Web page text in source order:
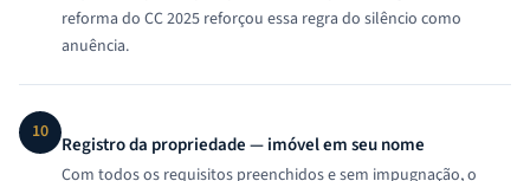
reforma do CC 2025 reforçou essa regra do silêncio como
anuência.
10
Registro da propriedade — imóvel em seu nome
Com todos os requisitos preenchidos e sem impugnação, o